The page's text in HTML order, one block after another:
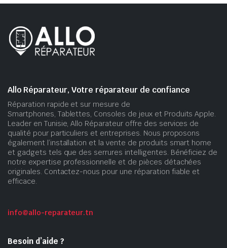
Allo Réparateur, Votre réparateur de confiance
Réparation rapide et sur mesure de
Smartphones, Tablettes, Consoles de jeux et Produits Apple.
Leader en Tunisie, Allo Réparateur offre des services de
qualité pour particuliers et entreprises. Nous proposons
également l’installation et la vente de produits smart home
et gadgets tels que des serrures intelligentes. Bénéficiez de
notre expertise professionnelle et de pièces détachées
originales. Contactez-nous pour une réparation fiable et
efficace.
info@allo-reparateur.tn
Besoin d’aide ?